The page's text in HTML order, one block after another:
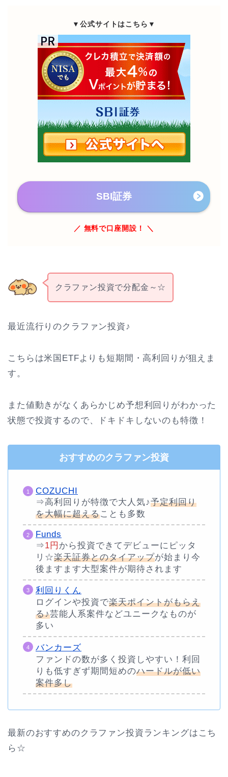
▼公式サイトはこちら▼
SBI証券
／ 無料で口座開設！ ＼
クラファン投資で分配金～☆
最近流行りのクラファン投資♪
こちらは米国ETFよりも短期間・高利回りが狙えま
す。
また値動きがなくあらかじめ予想利回りがわかった
状態で投資するので、ドキドキしないのも特徴！
おすすめのクラファン投資
COZUCHI
⇒高利回りが特徴で大人気♪予定利回り
を大幅に超えることも多数
Funds
⇒1円 から投資できてデビューにピッタ
リ☆楽天証券とのタイアップが始まり今
後ますます大型案件が期待されます
利回りくん
ログインや投資で楽天ポイントがもらえ
る♪芸能人系案件などユニークなものが
多い
バンカーズ
ファンドの数が多く投資しやすい！利回
りも低すぎず期間短めのハードルが低い
案件多し
最新のおすすめのクラファン投資ランキングはこち
ら☆